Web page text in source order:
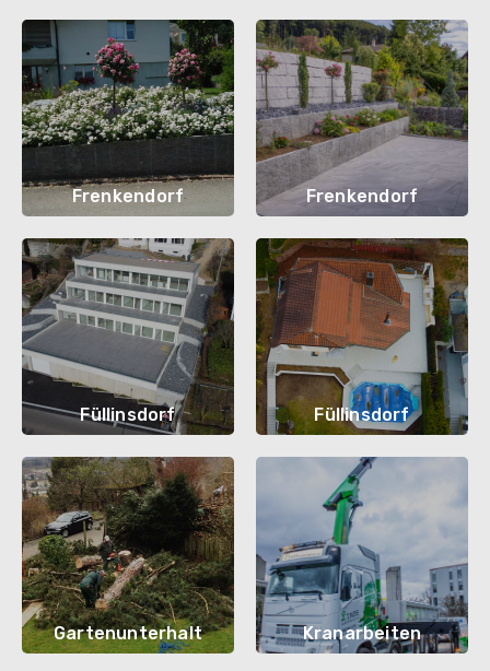
Frenkendorf Frenkendorf
Füllinsdorf Füllinsdorf
Gartenunterhalt Kranarbeiten